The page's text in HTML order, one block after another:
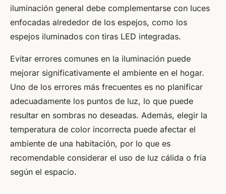
iluminación general debe complementarse con luces
enfocadas alrededor de los espejos, como los
espejos iluminados con tiras LED integradas.
Evitar errores comunes en la iluminación puede
mejorar significativamente el ambiente en el hogar.
Uno de los errores más frecuentes es no planificar
adecuadamente los puntos de luz, lo que puede
resultar en sombras no deseadas. Además, elegir la
temperatura de color incorrecta puede afectar el
ambiente de una habitación, por lo que es
recomendable considerar el uso de luz cálida o fría
según el espacio.